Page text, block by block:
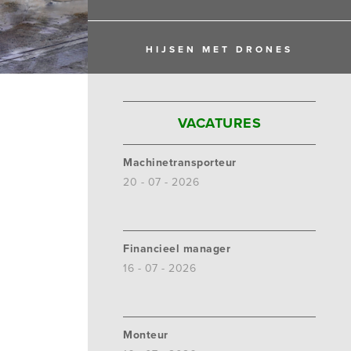
HIJSEN MET DRONES
VACATURES
Machinetransporteur
20 - 07 - 2026
Financieel manager
16 - 07 - 2026
Monteur